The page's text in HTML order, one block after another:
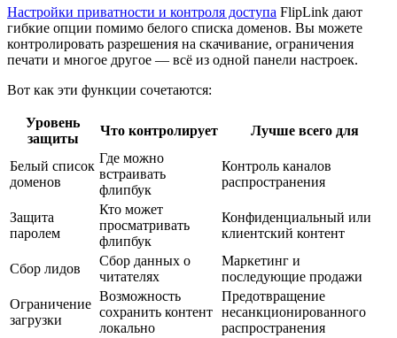
Настройки приватности и контроля доступа FlipLink дают
гибкие опции помимо белого списка доменов. Вы можете
контролировать разрешения на скачивание, ограничения
печати и многое другое — всё из одной панели настроек.
Вот как эти функции сочетаются:
Уровень
защиты
Что контролирует Лучше всего для
Белый список
доменов
Где можно
встраивать
флипбук
Контроль каналов
распространения
Защита
паролем
Кто может
просматривать
флипбук
Конфиденциальный или
клиентский контент
Сбор лидов
Сбор данных о
читателях
Маркетинг и
последующие продажи
Ограничение
загрузки
Возможность
сохранить контент
локально
Предотвращение
несанкционированного
распространения